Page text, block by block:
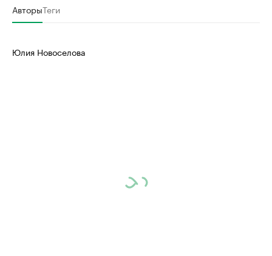
АвторыТеги
Юлия Новоселова